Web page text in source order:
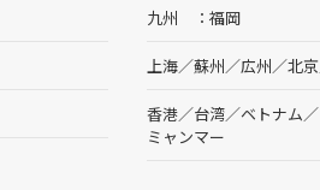
九州 福岡
上海／蘇州／広州／北京
香港／台湾／ベトナム／
ミャンマー